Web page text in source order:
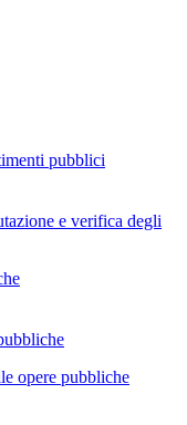
pubblici
e verifica degli
opere pubbliche